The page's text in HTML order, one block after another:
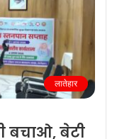
लातेहार
बेटी